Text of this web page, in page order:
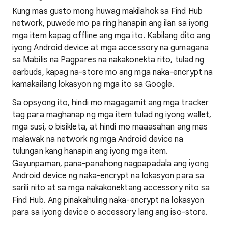
Kung mas gusto mong huwag makilahok sa Find Hub
network, puwede mo pa ring hanapin ang ilan sa iyong
mga item kapag offline ang mga ito. Kabilang dito ang
iyong Android device at mga accessory na gumagana
sa Mabilis na Pagpares na nakakonekta rito, tulad ng
earbuds, kapag na-store mo ang mga naka-encrypt na
kamakailang lokasyon ng mga ito sa Google.
Sa opsyong ito, hindi mo magagamit ang mga tracker
tag para maghanap ng mga item tulad ng iyong wallet,
mga susi, o bisikleta, at hindi mo maaasahan ang mas
malawak na network ng mga Android device na
tulungan kang hanapin ang iyong mga item.
Gayunpaman, pana-panahong nagpapadala ang iyong
Android device ng naka-encrypt na lokasyon para sa
sarili nito at sa mga nakakonektang accessory nito sa
Find Hub. Ang pinakahuling naka-encrypt na lokasyon
para sa iyong device o accessory lang ang iso-store.